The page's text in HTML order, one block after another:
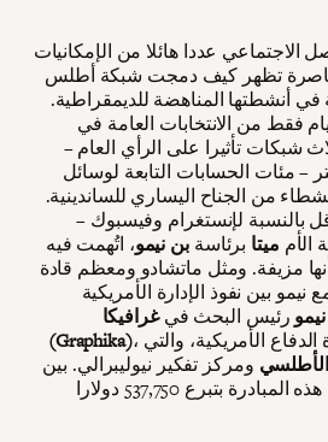
الاجتماعي عددا هائلا من الإمكانيات
معاصرة تظهر كيف دمجت شبكة أطلس
في أنشطتها المناهضة للديمقراطية.
2021، قبل أيام فقط من الانتخابات العامة في
شبكات تأثيرا على الرأي العام –
– مئات الحسابات التابعة لوسائل
من الجناح اليساري للساندينية.
بالنسبة لإنستغرام وفيسبوك –
الأم ميتا برئاسةبن نيمو، اتُهمت فيه
مزيفة. ومثل ماتشادو ومعظم قادة
بين نفوذ الإدارة الأمريكية
نيمو رئيس البحث فيغرافيكا
(Graphika)، وهي مبادرة مولتها وزارة الدفاع الأمريكية، والتي
ومركز تفكير نيوليبرالي. بين
2022 و2023 فقط، قامت هذه المبادرة بتبرع 537,750 دولارا